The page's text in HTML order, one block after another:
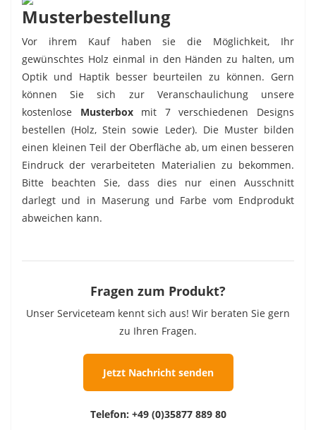
Musterbestellung
Vor ihrem Kauf haben sie die Möglichkeit, Ihr
gewünschtes Holz einmal in den Händen zu halten, um
Optik und Haptik besser beurteilen zu können. Gern
können Sie sich zur Veranschaulichung unsere
kostenlose
Musterbox mit 7 verschiedenen Designs
bestellen (Holz, Stein sowie Leder). Die Muster bilden
einen kleinen Teil der Oberfläche ab, um einen besseren
Eindruck der verarbeiteten Materialien zu bekommen.
Bitte beachten Sie, dass dies nur einen Ausschnitt
darlegt und in Maserung und Farbe vom Endprodukt
abweichen kann.
Fragen zum Produkt?
Unser Serviceteam kennt sich aus! Wir beraten Sie gern
zu Ihren Fragen.
Jetzt Nachricht senden
Telefon: +49 (0)35877 889 80